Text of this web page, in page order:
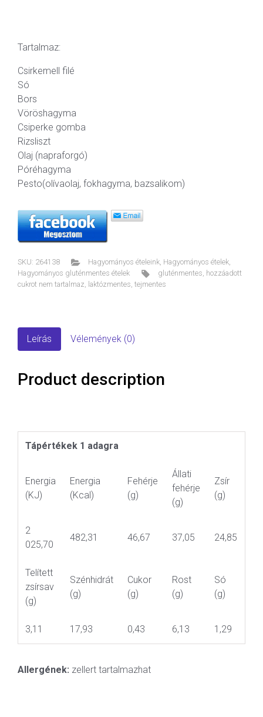
Tartalmaz:
Csirkemell filé
Só
Bors
Vöröshagyma
Csiperke gomba
Rizsliszt
Olaj (napraforgó)
Póréhagyma
Pesto(olívaolaj, fokhagyma, bazsalikom)
SKU: 264138 Hagyományos ételeink, Hagyományos ételek,
Hagyományos gluténmentes ételek
gluténmentes, hozzáadott
cukrot nem tartalmaz, laktózmentes, tejmentes
Leírás Vélemények (0)
Product description
Tápértékek 1 adagra
Energia
(KJ)
Energia
(Kcal)
Fehérje
(g)
Állati
fehérje
(g)
Zsír
(g)
2
025,70
482,31 46,67 37,05 24,85
Telített
zsírsav
(g)
Szénhidrát
(g)
Cukor
(g)
Rost
(g)
Só
(g)
3,11 17,93 0,43 6,13 1,29
Allergének: zellert tartalmazhat